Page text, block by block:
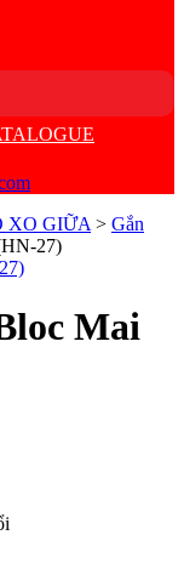
XO GIỮA > Gắn
27)
Mai